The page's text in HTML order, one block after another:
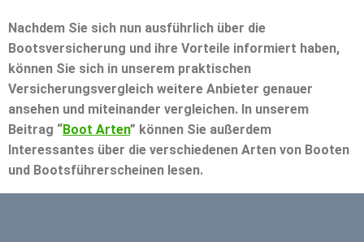
Nachdem Sie sich nun ausführlich über die
Bootsversicherung und ihre Vorteile informiert haben,
können Sie sich in unserem praktischen
Versicherungsvergleich weitere Anbieter genauer
ansehen und miteinander vergleichen. In unserem
Beitrag “Boot Arten” können Sie außerdem
Interessantes über die verschiedenen Arten von Booten
und Bootsführerscheinen lesen.